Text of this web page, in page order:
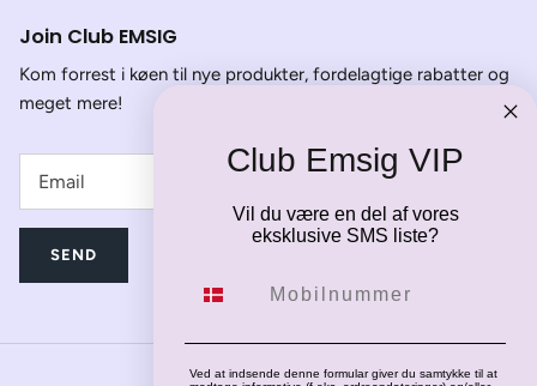
Join Club EMSIG
Kom forrest i køen til nye produkter, fordelagtige rabatter og
meget mere!
SEND
Club Emsig VIP
Vil du være en del af vores
eksklusive SMS liste?
Ved at indsende denne formular giver du samtykke til at